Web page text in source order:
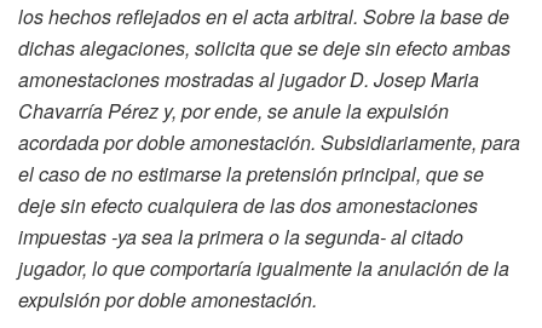
los hechos reflejados en el acta arbitral. Sobre la base de
dichas alegaciones, solicita que se deje sin efecto ambas
amonestaciones mostradas al jugador D. Josep Maria
Chavarría Pérez y, por ende, se anule la expulsión
acordada por doble amonestación. Subsidiariamente, para
el caso de no estimarse la pretensión principal, que se
deje sin efecto cualquiera de las dos amonestaciones
impuestas -ya sea la primera o la segunda- al citado
jugador, lo que comportaría igualmente la anulación de la
expulsión por doble amonestación.